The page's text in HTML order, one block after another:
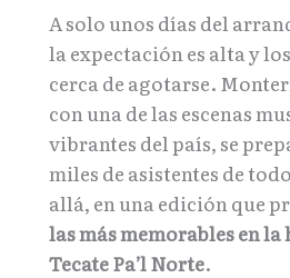
A solo unos días del
la expectación es alta y
cerca de agotarse.
con una de las escenas
vibrantes del país, se
miles de asistentes de
allá, en una edición que
las más memorables en
Tecate Pa’l Norte.